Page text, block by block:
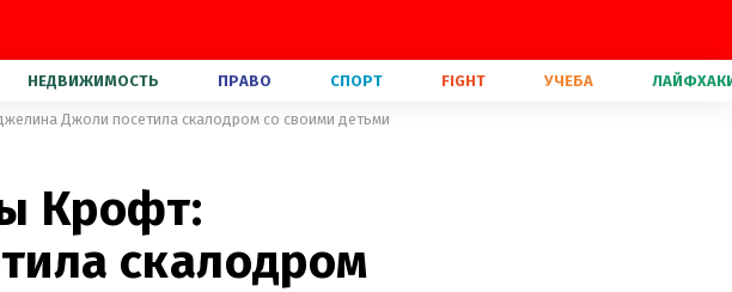
НЕДВИЖИМОСТЬ ПРАВО СПОРТ FIGHT УЧЕБА
Джоли посетила скалодром со своими детьми
Крофт:
скалодром